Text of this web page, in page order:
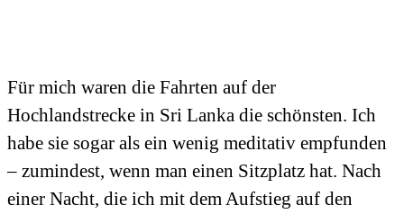
Für mich waren die Fahrten auf der
Hochlandstrecke in Sri Lanka die schönsten. Ich
habe sie sogar als ein wenig meditativ empfunden
– zumindest, wenn man einen Sitzplatz hat. Nach
einer Nacht, die ich mit dem Aufstieg auf den